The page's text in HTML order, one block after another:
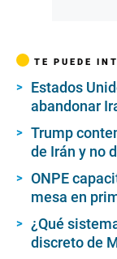
TE PUEDE
Estados
abandonar
Trump
de Irán y no
ONPE
mesa en
¿Qué
discreto de